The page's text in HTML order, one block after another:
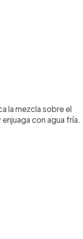
la mezcla sobre el
con agua fría.